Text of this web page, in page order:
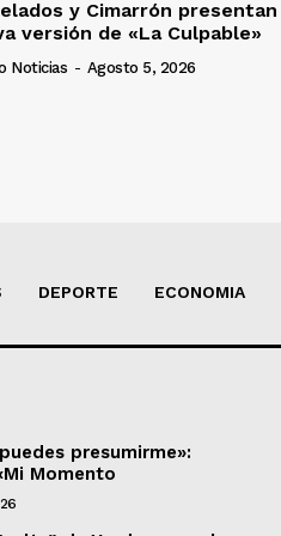
y Cimarrón presentan
versión de «La Culpable»
Noticias - Agosto 5, 2026
DEPORTE ECONOMIA
presumirme»:
Momento